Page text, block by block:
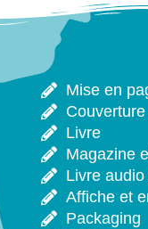
Mise en
Livre
Magazine
Livre
Affiche et
Packaging